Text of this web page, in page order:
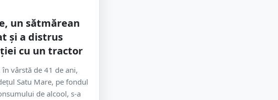
un sătmărean
și a distrus
cu un tractor
vârstă de 41 de ani,
Satu Mare, pe fondul
de alcool, s-a